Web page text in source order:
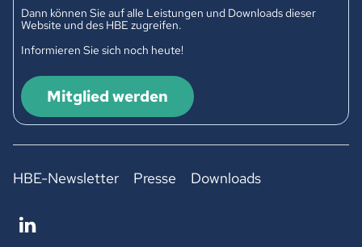
Dann können Sie auf alle Leistungen und Downloads dieser
Website und des HBE zugreifen.
Informieren Sie sich noch heute!
Mitglied werden
HBE-Newsletter Presse Downloads